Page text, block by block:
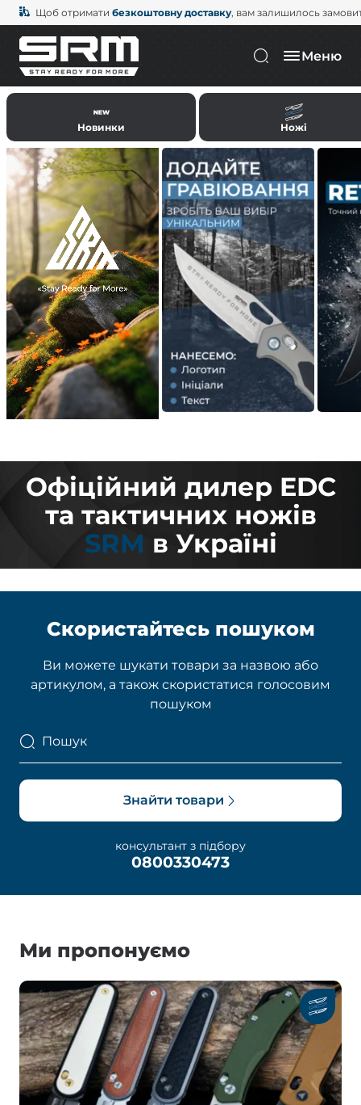
Щоб отримати безкоштовну доставку, вам залишилось
Меню
Новинки Ножі
Офіційний дилер EDC
та тактичних ножів
SRM в Україні
Скористайтесь пошуком
Ви можете шукати товари за назвою або
артикулом, а також скористатися голосовим
пошуком
Пошук
Знайти товари
консультант з підбору
0800330473
Ми пропонуємо